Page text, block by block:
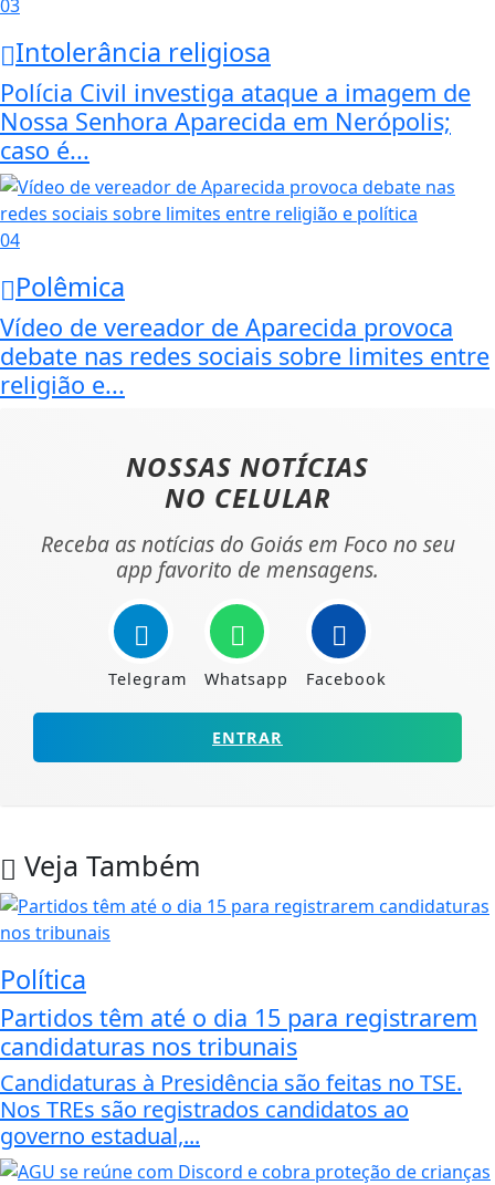
03
Intolerância religiosa
Polícia Civil investiga ataque a imagem de
Nossa Senhora Aparecida em Nerópolis;
caso é...
04
Polêmica
Vídeo de vereador de Aparecida provoca
debate nas redes sociais sobre limites entre
religião e...
NOSSAS NOTÍCIAS
NO CELULAR
Receba as notícias do Goiás em Foco no seu
app favorito de mensagens.
Telegram Whatsapp Facebook
ENTRAR
Veja Também
Política
Partidos têm até o dia 15 para registrarem
candidaturas nos tribunais
Candidaturas à Presidência são feitas no TSE.
Nos TREs são registrados candidatos ao
governo estadual,...